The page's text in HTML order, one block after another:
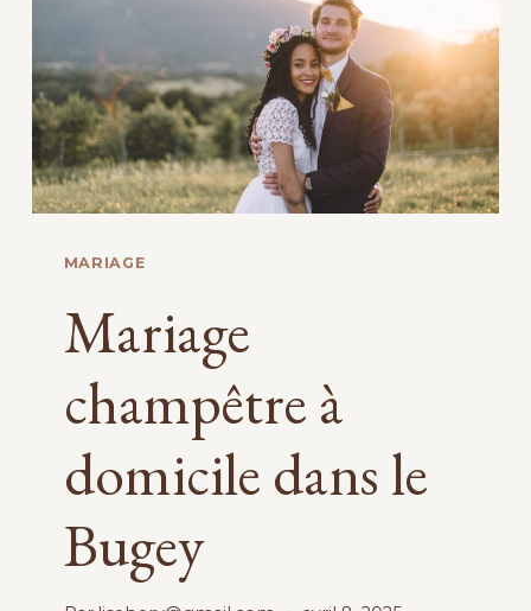
MARIAGE
Mariage
champêtre à
domicile dans le
Bugey